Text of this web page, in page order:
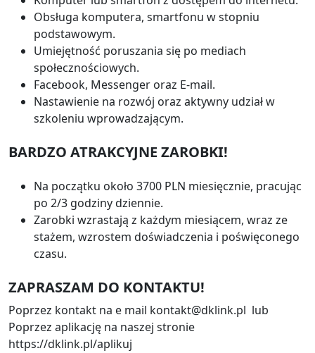
Obsługa komputera, smartfonu w stopniu
podstawowym.
Umiejętność poruszania się po mediach
społecznościowych.
Facebook, Messenger oraz E-mail.
Nastawienie na rozwój oraz aktywny udział w
szkoleniu wprowadzającym.
BARDZO ATRAKCYJNE ZAROBKI!
Na początku około 3700 PLN miesięcznie, pracując
po 2/3 godziny dziennie.
Zarobki wzrastają z każdym miesiącem, wraz ze
stażem, wzrostem doświadczenia i poświęconego
czasu.
ZAPRASZAM DO KONTAKTU!
Poprzez kontakt na e mail kontakt@dklink.pl lub
Poprzez aplikację na naszej stronie
https://dklink.pl/aplikuj